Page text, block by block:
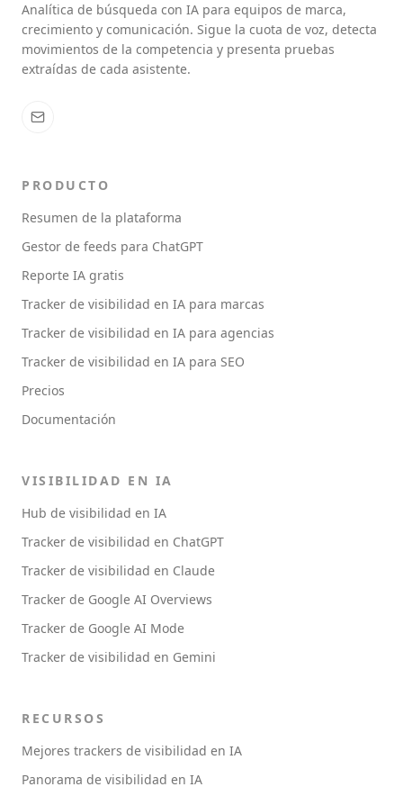
Analítica de búsqueda con IA para equipos de marca,
crecimiento y comunicación. Sigue la cuota de voz, detecta
movimientos de la competencia y presenta pruebas
extraídas de cada asistente.
PRODUCTO
Resumen de la plataforma
Gestor de feeds para ChatGPT
Reporte IA gratis
Tracker de visibilidad en IA para marcas
Tracker de visibilidad en IA para agencias
Tracker de visibilidad en IA para SEO
Precios
Documentación
VISIBILIDAD EN IA
Hub de visibilidad en IA
Tracker de visibilidad en ChatGPT
Tracker de visibilidad en Claude
Tracker de Google AI Overviews
Tracker de Google AI Mode
Tracker de visibilidad en Gemini
RECURSOS
Mejores trackers de visibilidad en IA
Panorama de visibilidad en IA